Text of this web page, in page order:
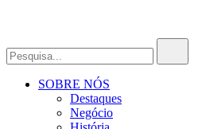
SOBRE NÓS
Destaques
Negócio